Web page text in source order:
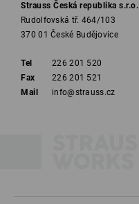
Strauss Česká republika s.r.o.
Rudolfovská tř. 464/103
370 01 České Budějovice
Tel
226 201 520
Fax
226 201 521
Mail
info@strauss.cz